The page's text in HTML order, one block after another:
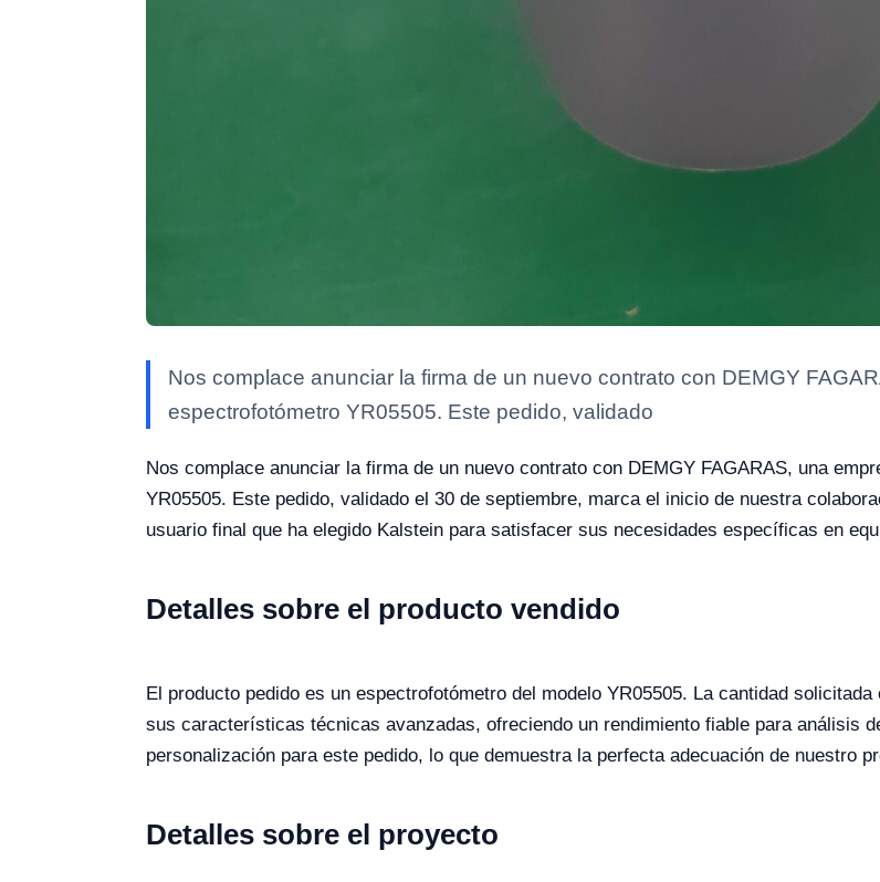
Nos complace anunciar la firma de un nuevo contrato con DEMGY
espectrofotómetro YR05505. Este pedido, validado
Nos complace anunciar la firma de un nuevo contrato con DEMGY FAGARAS, una
YR05505. Este pedido, validado el 30 de septiembre, marca el inicio de nuestra
usuario final que ha elegido Kalstein para satisfacer sus necesidades específicas en
Detalles sobre el producto vendido
El producto pedido es un espectrofotómetro del modelo YR05505. La cantidad
sus características técnicas avanzadas, ofreciendo un rendimiento fiable para análisis
personalización para este pedido, lo que demuestra la perfecta adecuación de nuestro
Detalles sobre el proyecto